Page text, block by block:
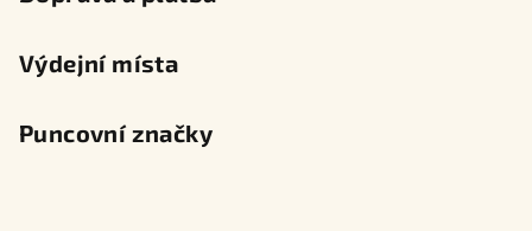
Výdejní místa
Puncovní značky